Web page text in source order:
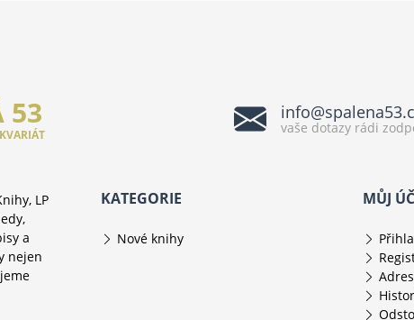
53 vaše dotazy rádi
LP
a
nejen
KATEGORIE
Nové knihy
MŮJ